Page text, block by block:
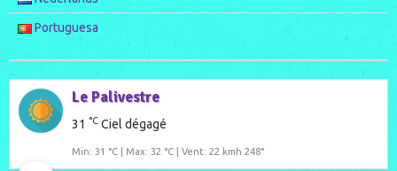
Portuguesa
Le Palivestre
31 °C Ciel dégagé
Min: 31 °C | Max: 32 °C | Vent: 22 kmh 248°